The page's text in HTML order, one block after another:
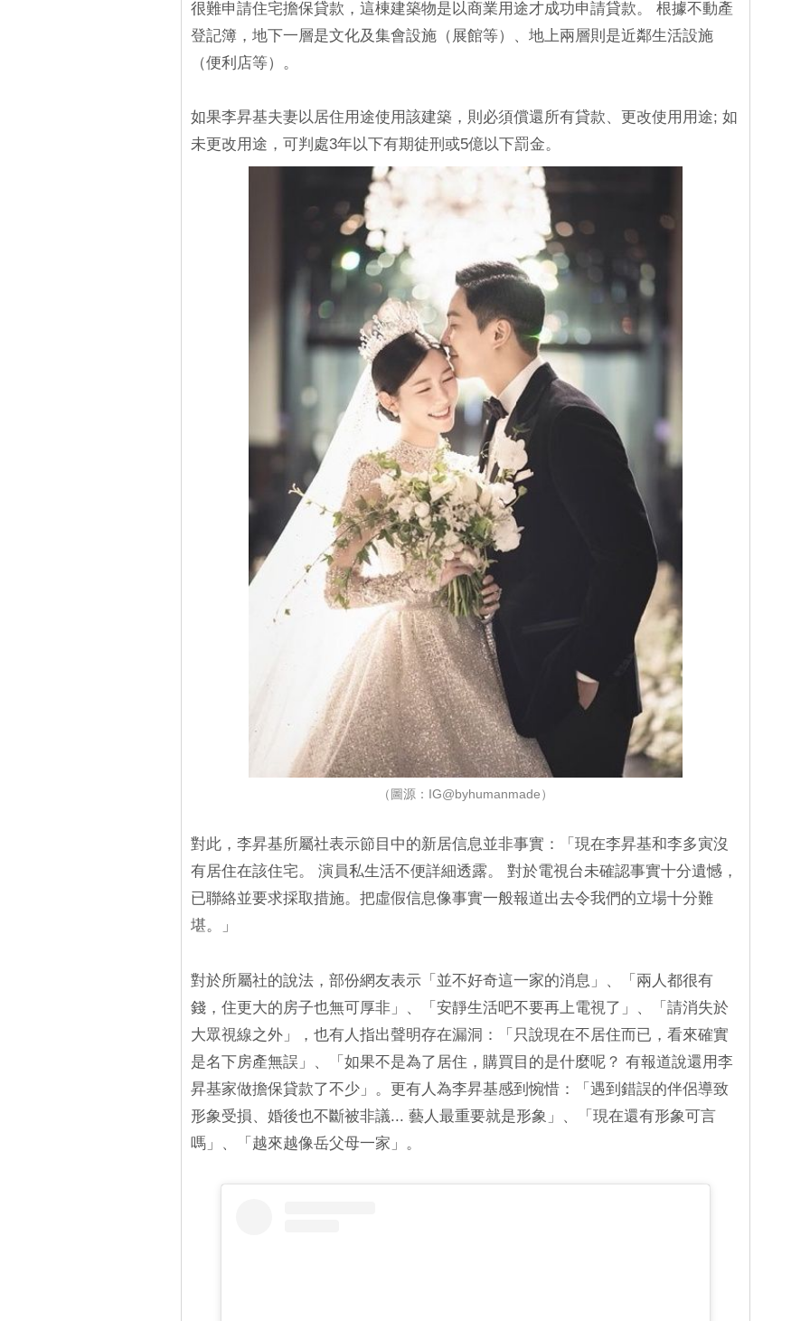
很難申請住宅擔保貸款，這棟建築物是以商業用途才成功申請貸款。 根據不動產
登記簿，地下一層是文化及集會設施（展館等）、地上兩層則是近鄰生活設施
（便利店等）。
如果李昇基夫妻以居住用途使用該建築，則必須償還所有貸款、更改使用用途; 如
未更改用途，可判處3年以下有期徒刑或5億以下罰金。
（圖源：IG@byhumanmade）
對此，李昇基所屬社表示節目中的新居信息並非事實：「現在李昇基和李多寅沒
有居住在該住宅。 演員私生活不便詳細透露。 對於電視台未確認事實十分遺憾，
已聯絡並要求採取措施。把虛假信息像事實一般報道出去令我們的立場十分難
堪。」
對於所屬社的說法，部份網友表示「並不好奇這一家的消息」、「兩人都很有
錢，住更大的房子也無可厚非」、「安靜生活吧不要再上電視了」、「請消失於
大眾視線之外」，也有人指出聲明存在漏洞：「只說現在不居住而已，看來確實
是名下房產無誤」、「如果不是為了居住，購買目的是什麼呢？ 有報道說還用李
昇基家做擔保貸款了不少」。更有人為李昇基感到惋惜：「遇到錯誤的伴侶導致
形象受損、婚後也不斷被非議... 藝人最重要就是形象」、「現在還有形象可言
嗎」、「越來越像岳父母一家」。